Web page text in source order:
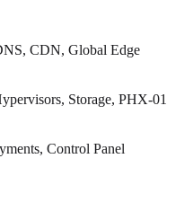
CDN, Global Edge
Storage, PHX-01
Control Panel